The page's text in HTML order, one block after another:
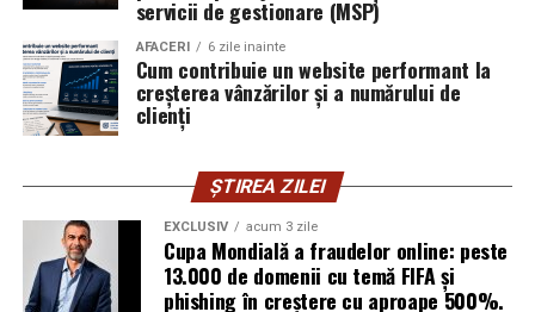
explică Horațiu Șimon, Chief Technology Officer
cyber_Folks România.
Subiectul a fost semnalat și de FBI, care a inclus în
informările din ultima lună amenințările asociate
operațiuni de dezinformare.
Avertismentele publice s-au concentrat în principal
asupra fanilor și infrastructurii orașelor gazdă, însă
specialiștii atrag atenția că firmele pot fi afectate
servicii de gestionare (MSP)
AFACERI 6 zile inainte
Cum contribuie un website performant la
creșterea vânzărilor și a numărului de
clienți
ȘTIREA ZILEI
EXCLUSIV acum 3 zile
Cupa Mondială a fraudelor online: peste
13.000 de domenii cu temă FIFA și
phishing în creștere cu aproape 500%.